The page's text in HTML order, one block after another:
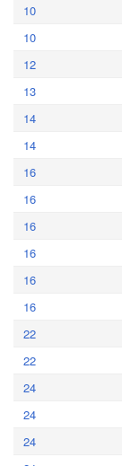
10
10
12
13
14
14
16
16
16
16
16
16
22
22
24
24
24